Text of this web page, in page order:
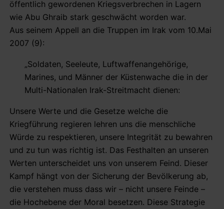
öffentlich gewordenen Kriegsverbrechen in Lagern
wie Abu Ghraib stark geschwächt worden war.
Aus seinem Appell an die Truppen im Irak vom 10.Mai
2007 (9):
„Soldaten, Seeleute, Luftwaffenangehörige,
Marines, und Männer der Küstenwache die in der
Multi-Nationalen Irak-Streitmacht dienen:
Unsere Werte und die Gesetze welche die
Kriegführung regieren lehren uns die menschliche
Würde zu respektieren, unsere Integrität zu bewahren
und zu tun was richtig ist. Das Festhalten an unseren
Werten unterscheidet uns von unserem Feind. Dieser
Kampf hängt von der Sicherung der Bevölkerung ab,
die verstehen muss dass wir – nicht unsere Feinde –
die Hochebene der Moral besetzen. Diese Strategie